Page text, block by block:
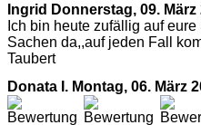
Ingrid Donnerstag, 09. März
Ich bin heute zufällig auf
Sachen da,,auf jeden Fall
Taubert
Donata I. Montag, 06. März